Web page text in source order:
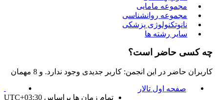
مجموعه مامایی
مجموعه روانشناسی
نانوتکنولوژی پزشکی
سایر رشته ها
چه کسی حاضر است؟
کاربران حاضر در این انجمن: کاربر جدیدی وجود ندارد. و 8 مهمان
صفحه اول تالار
تمام زمان ها براساس UTC+03:30